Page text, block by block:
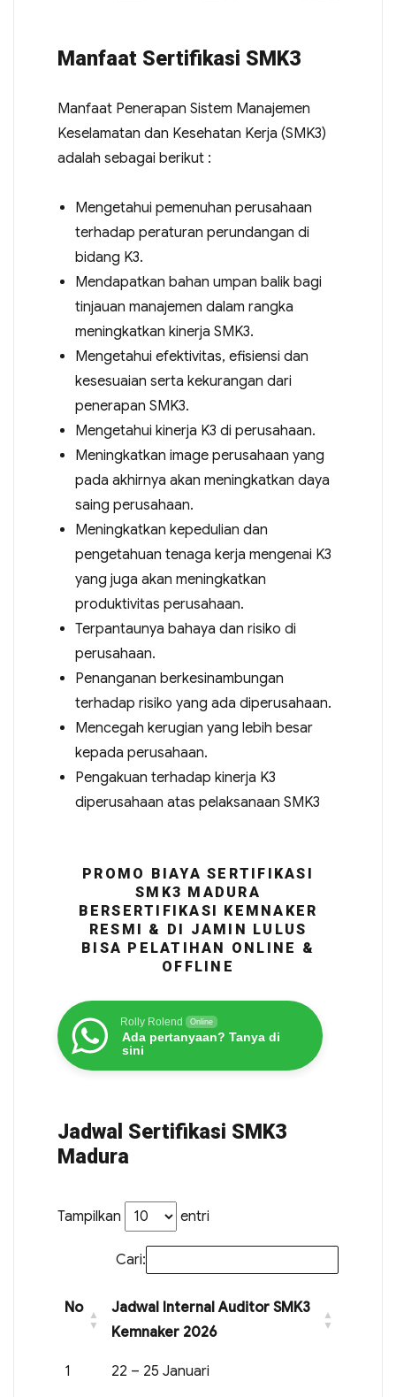
Manfaat Sertifikasi SMK3
Manfaat Penerapan Sistem Manajemen
Keselamatan dan Kesehatan Kerja (SMK3)
adalah sebagai berikut :
Mengetahui pemenuhan perusahaan
terhadap peraturan perundangan di
bidang K3.
Mendapatkan bahan umpan balik bagi
tinjauan manajemen dalam rangka
meningkatkan kinerja SMK3.
Mengetahui efektivitas, efisiensi dan
kesesuaian serta kekurangan dari
penerapan SMK3.
Mengetahui kinerja K3 di perusahaan.
Meningkatkan image perusahaan yang
pada akhirnya akan meningkatkan daya
saing perusahaan.
Meningkatkan kepedulian dan
pengetahuan tenaga kerja mengenai K3
yang juga akan meningkatkan
produktivitas perusahaan.
Terpantaunya bahaya dan risiko di
perusahaan.
Penanganan berkesinambungan
terhadap risiko yang ada diperusahaan.
Mencegah kerugian yang lebih besar
kepada perusahaan.
Pengakuan terhadap kinerja K3
diperusahaan atas pelaksanaan SMK3
PROMO BIAYA SERTIFIKASI
SMK3 MADURA
BERSERTIFIKASI KEMNAKER
RESMI & DI JAMIN LULUS
BISA PELATIHAN ONLINE &
OFFLINE
Rolly Rolend Online
Ada pertanyaan? Tanya di
sini
Jadwal Sertifikasi SMK3
Madura
Tampilkan entri
Cari:
No
Jadwal Internal Auditor SMK3
Kemnaker 2026
1 22 – 25 Januari